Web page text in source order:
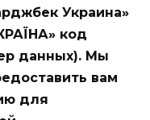
Украина»
код
данных). Мы
вам
для